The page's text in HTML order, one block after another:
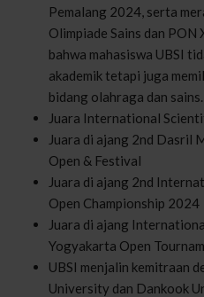
Pemalang 2024, serta
Olimpiade Sains dan
bahwa mahasiswa UBSI
akademik tetapi juga
bidang olahraga dan sains.
Juara International
Juara di ajang 2nd Dasril
Open & Festival
Juara di ajang 2nd
Open Championship 2024
Juara di ajang
Yogyakarta Open
UBSI menjalin kemitraan
University dan Dankook